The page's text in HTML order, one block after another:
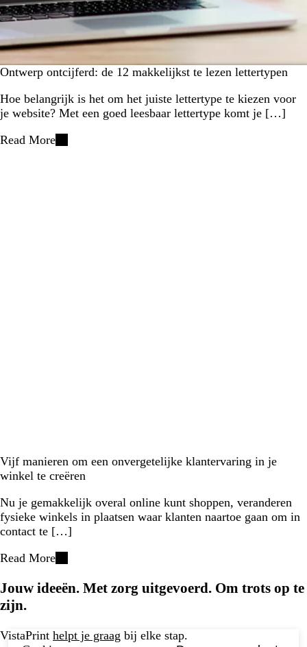
Ontwerp ontcijferd: de 12 makkelijkst te lezen lettertypen
Hoe belangrijk is het om het juiste lettertype te kiezen voor
je website? Met een goed leesbaar lettertype komt je […]
Read More
Vijf manieren om een onvergetelijke klantervaring in je
winkel te creëren
Nu je gemakkelijk overal online kunt shoppen, veranderen
fysieke winkels in plaatsen waar klanten naartoe gaan om in
contact te […]
Read More
Jouw ideeën. Met zorg uitgevoerd. Om trots op te
zijn.
VistaPrint helpt je graag bij elke stap.